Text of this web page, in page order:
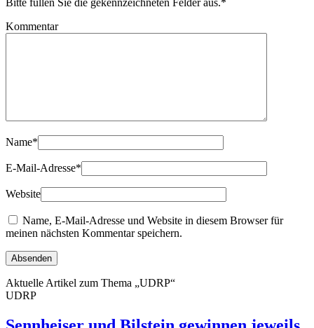
Bitte füllen Sie die gekennzeichneten Felder aus.*
Kommentar
Name*
E-Mail-Adresse*
Website
Name, E-Mail-Adresse und Website in diesem Browser für
meinen nächsten Kommentar speichern.
Aktuelle Artikel zum Thema „UDRP“
UDRP